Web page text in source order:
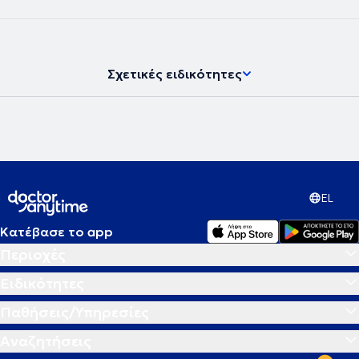
Σχετικές ειδικότητες
EL
Κατέβασε το app